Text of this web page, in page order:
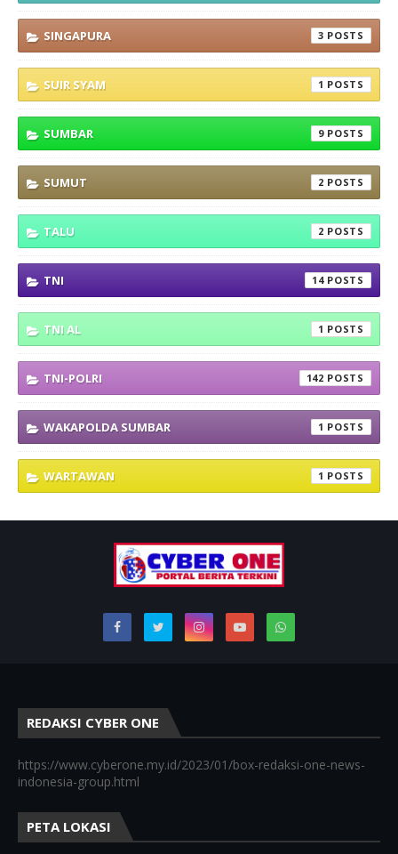
SINGAPURA 3
SUIR SYAM 1
SUMBAR 9
SUMUT 2
TALU 2
TNI 14
TNI AL 1
TNI-POLRI 142
WAKAPOLDA SUMBAR 1
WARTAWAN 1
REDAKSI CYBER ONE
https://www.cyberone.my.id/2023/01/box-redaksi-one-news-
indonesia-group.html
PETA LOKASI